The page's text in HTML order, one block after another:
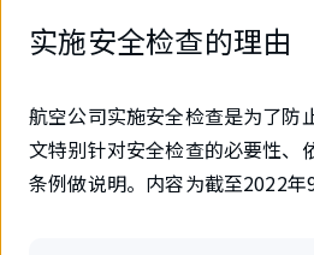
实施安全检查的理由
航空公司实施安全检查是为了防
文特别针对安全检查的必要性、
条例做说明。内容为截至2022年